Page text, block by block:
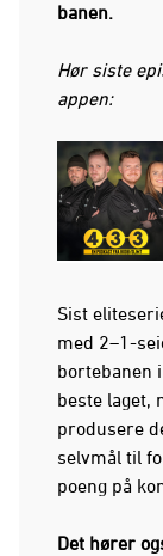
banen.
Hør siste
appen:
Sist
med 2–1-
bortebanen
beste laget,
produsere
selvmål til
poeng på
Det hører